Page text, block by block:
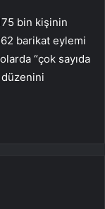
bin kişinin
barikat eylemi
“çok sayıda